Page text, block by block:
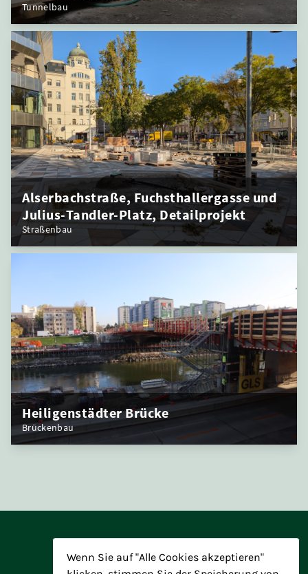
Tunnelbau
Alserbachstraße, Fuchsthallergasse und
Julius-Tandler-Platz, Detailprojekt
Straßenbau
Heiligenstädter Brücke
Brückenbau
Wenn Sie auf "Alle Cookies akzeptieren"